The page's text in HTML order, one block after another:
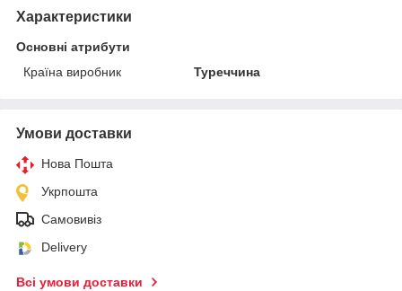
Характеристики
Основні атрибути
Країна виробник
Туреччина
Умови доставки
Нова Пошта
Укрпошта
Самовивіз
Delivery
Всі умови доставки